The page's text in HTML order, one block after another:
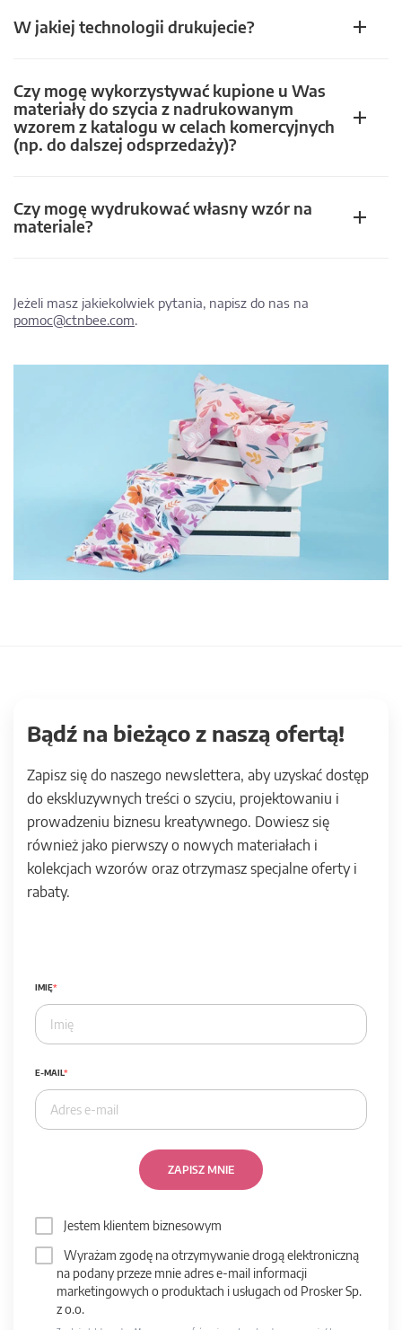
W jakiej technologii drukujecie?
Czy mogę wykorzystywać kupione u Was
materiały do szycia z nadrukowanym
wzorem z katalogu w celach komercyjnych
(np. do dalszej odsprzedaży)?
Czy mogę wydrukować własny wzór na
materiale?
Jeżeli masz jakiekolwiek pytania, napisz do nas na
pomoc@ctnbee.com.
Bądź na bieżąco z naszą ofertą!
Zapisz się do naszego newslettera, aby uzyskać dostęp
do ekskluzywnych treści o szyciu, projektowaniu i
prowadzeniu biznesu kreatywnego. Dowiesz się
również jako pierwszy o nowych materiałach i
kolekcjach wzorów oraz otrzymasz specjalne oferty i
rabaty.
IMIĘ
E-MAIL
ZAPISZ MNIE
Jestem klientem biznesowym
Wyrażam zgodę na otrzymywanie drogą elektroniczną
na podany przeze mnie adres e-mail informacji
marketingowych o produktach i usługach od Prosker Sp.
z o.o.